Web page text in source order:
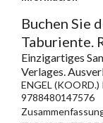
Buchen Sie
Taburiente.
Einzigartiges
Verlages.
ENGEL
9788480147576